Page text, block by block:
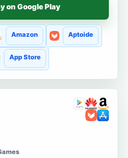
on Google Play
Amazon Aptoide
App Store